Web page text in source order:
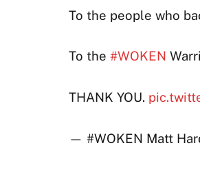
To the people who
To the #WOKEN
THANK YOU.
— #WOKEN Matt